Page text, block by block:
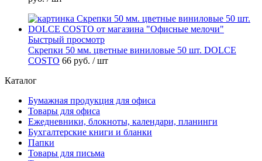
Быстрый просмотр
Скрепки 50 мм. цветные виниловые 50 шт. DOLCE
COSTO 66 руб. / шт
Каталог
Бумажная продукция для офиса
Товары для офиса
Ежедневники, блокноты, календари, планинги
Бухгалтерские книги и бланки
Папки
Товары для письма